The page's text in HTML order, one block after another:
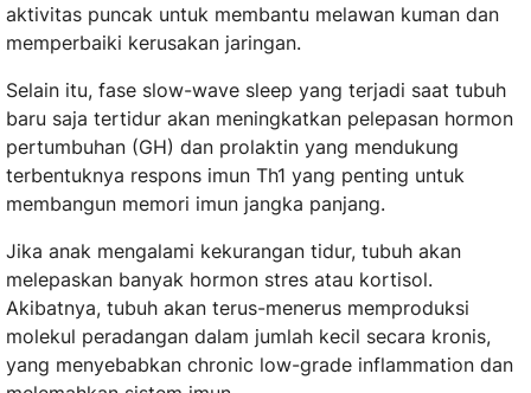
aktivitas puncak untuk membantu melawan kuman dan
memperbaiki kerusakan jaringan.
Selain itu, fase slow-wave sleep yang terjadi saat tubuh
baru saja tertidur akan meningkatkan pelepasan hormon
pertumbuhan (GH) dan prolaktin yang mendukung
terbentuknya respons imun Th1 yang penting untuk
membangun memori imun jangka panjang.
Jika anak mengalami kekurangan tidur, tubuh akan
melepaskan banyak hormon stres atau kortisol.
Akibatnya, tubuh akan terus-menerus memproduksi
molekul peradangan dalam jumlah kecil secara kronis,
yang menyebabkan chronic low-grade inflammation dan